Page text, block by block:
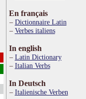
En français
Dictionnaire Latin
Verbes italiens
In english
Latin Dictionary
Italian Verbs
In Deutsch
Italienische Verben